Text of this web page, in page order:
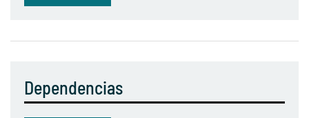
Dependencias